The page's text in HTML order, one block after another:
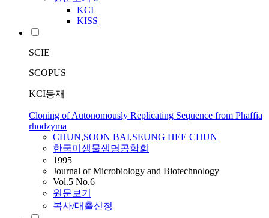
KCI
KISS
SCIE
SCOPUS
KCI등재
Cloning of Autonomously Replicating Sequence from Phaffia
rhodzyma
CHUN,SOON BAI,SEUNG HEE CHUN
한국미생물생명공학회
1995
Journal of Microbiology and Biotechnology
Vol.5 No.6
원문보기
복사/대출신청